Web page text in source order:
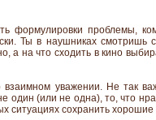
формулировки проблемы,
Ты в наушниках
а на что сходить в кино
уважении. Не так
один (или не одна), то, что
ситуациях сохранить